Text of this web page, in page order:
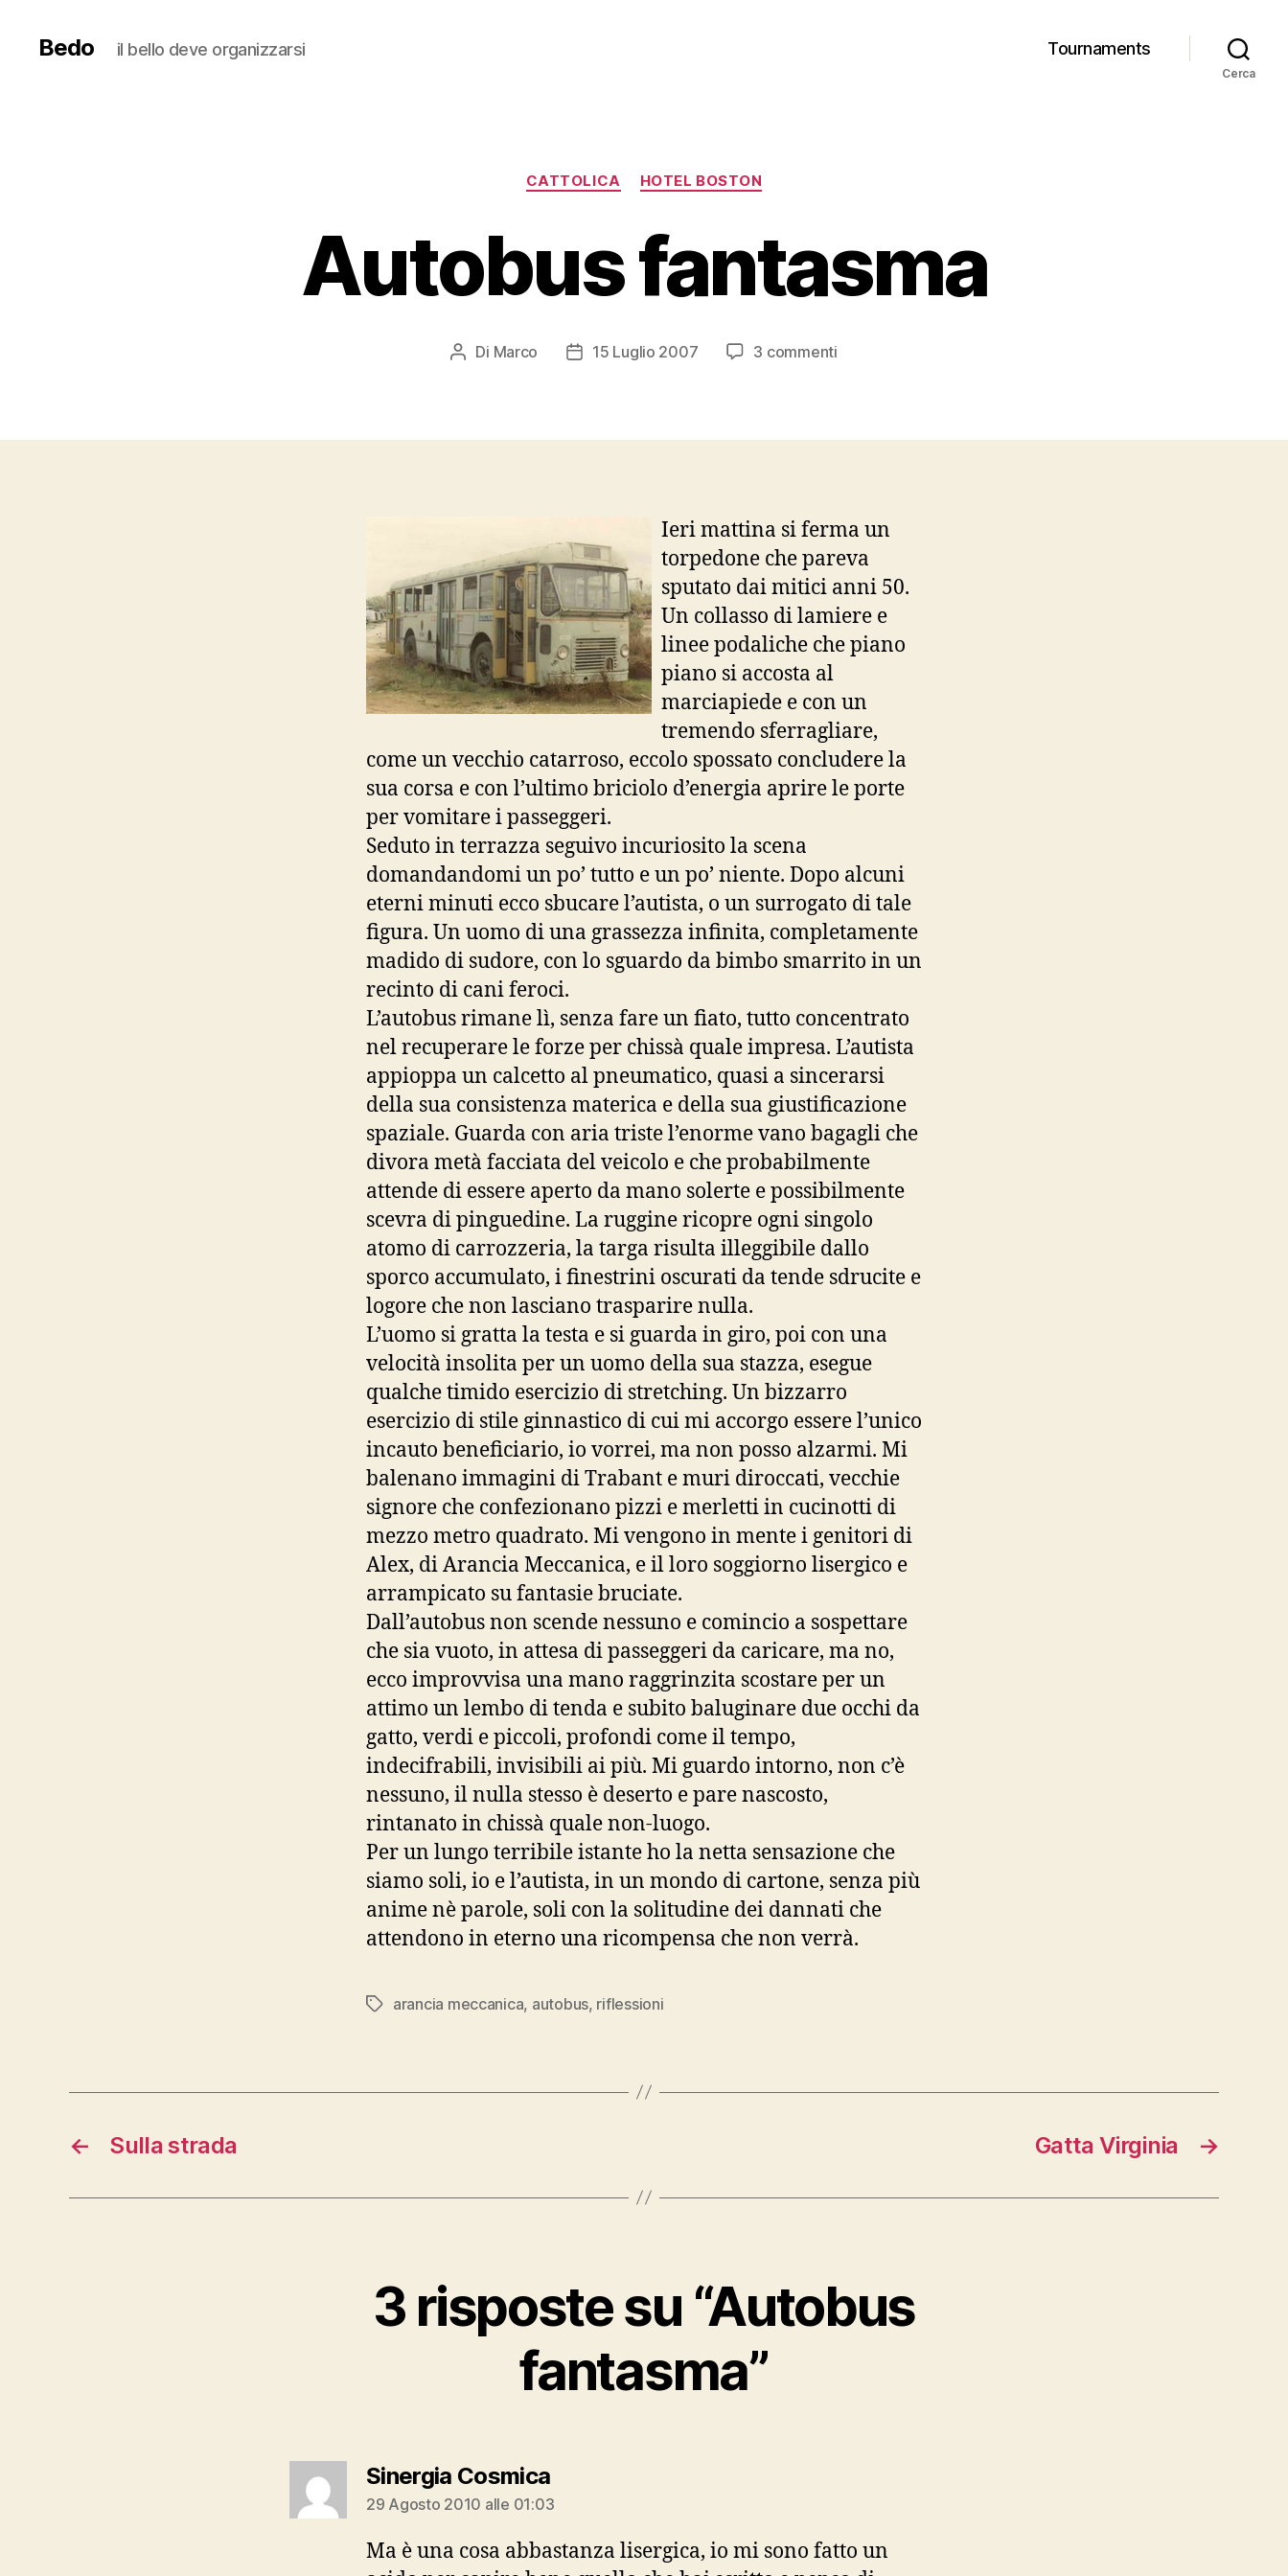
Bedo il bello deve organizzarsi Tournaments
Cerca
Categorie
CATTOLICA HOTEL BOSTON
Autobus fantasma
Autore
Di Marco
Data15 Luglio 2007 3 commentisu
Ieri mattina si ferma un
torpedone che pareva
sputato dai mitici anni 50.
Un collasso di lamiere e
linee podaliche che piano
piano si accosta al
marciapiede e con un
tremendo sferragliare,
come un vecchio catarroso, eccolo spossato concludere la
sua corsa e con l’ultimo briciolo d’energia aprire le porte
per vomitare i passeggeri.
Seduto in terrazza seguivo incuriosito la scena
domandandomi un po’ tutto e un po’ niente. Dopo alcuni
eterni minuti ecco sbucare l’autista, o un surrogato di tale
figura. Un uomo di una grassezza infinita, completamente
madido di sudore, con lo sguardo da bimbo smarrito in un
recinto di cani feroci.
L’autobus rimane lì, senza fare un fiato, tutto concentrato
nel recuperare le forze per chissà quale impresa. L’autista
appioppa un calcetto al pneumatico, quasi a sincerarsi
della sua consistenza materica e della sua giustificazione
spaziale. Guarda con aria triste l’enorme vano bagagli che
divora metà facciata del veicolo e che probabilmente
attende di essere aperto da mano solerte e possibilmente
scevra di pinguedine. La ruggine ricopre ogni singolo
atomo di carrozzeria, la targa risulta illeggibile dallo
sporco accumulato, i finestrini oscurati da tende sdrucite e
logore che non lasciano trasparire nulla.
L’uomo si gratta la testa e si guarda in giro, poi con una
velocità insolita per un uomo della sua stazza, esegue
qualche timido esercizio di stretching. Un bizzarro
esercizio di stile ginnastico di cui mi accorgo essere l’unico
incauto beneficiario, io vorrei, ma non posso alzarmi. Mi
balenano immagini di Trabant e muri diroccati, vecchie
signore che confezionano pizzi e merletti in cucinotti di
mezzo metro quadrato. Mi vengono in mente i genitori di
Alex, di Arancia Meccanica, e il loro soggiorno lisergico e
arrampicato su fantasie bruciate.
Dall’autobus non scende nessuno e comincio a sospettare
che sia vuoto, in attesa di passeggeri da caricare, ma no,
ecco improvvisa una mano raggrinzita scostare per un
attimo un lembo di tenda e subito baluginare due occhi da
gatto, verdi e piccoli, profondi come il tempo,
indecifrabili, invisibili ai più. Mi guardo intorno, non c’è
nessuno, il nulla stesso è deserto e pare nascosto,
rintanato in chissà quale non-luogo.
Per un lungo terribile istante ho la netta sensazione che
siamo soli, io e l’autista, in un mondo di cartone, senza più
anime nè parole, soli con la solitudine dei dannati che
attendono in eterno una ricompensa che non verrà.
Tag arancia meccanica, autobus, riflessioni
← Sulla strada →
Gatta Virginia
3 risposte su “Autobus
fantasma”
Sinergia Cosmicadice:
29 Agosto 2010 alle 01:03
Ma è una cosa abbastanza lisergica, io mi sono fatto un